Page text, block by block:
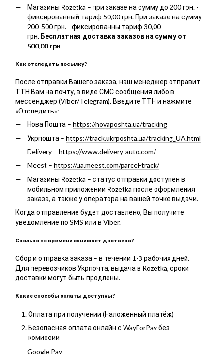
Магазины Rozetka – при заказе на сумму до 200 грн. -
фиксированный тариф 50,00 грн. При заказе на сумму
200-500 грн. - фиксированны тариф 30,00
грн. Бесплатная доставка заказов на сумму от
500,00 грн.
Как отследить посылку?
После отправки Вашего заказа, наш менеджер отправит
ТТН Вам на почту, в виде СМС сообщения либо в
мессенджер (Viber/Telegram). Введите ТТН и нажмите
«Отследить»:
Нова Пошта – https://novaposhta.ua/tracking
Укрпошта – https://track.ukrposhta.ua/tracking_UA.html
Delivery – https://www.delivery-auto.com/
Meest – https://ua.meest.com/parcel-track/
Магазины Rozetka – статус отправки доступен в
мобильном приложении Rozetka после оформления
заказа, а также у оператора на вашей точке выдачи.
Когда отправление будет доставлено, Вы получите
уведомление по SMS или в Viber.
Сколько по времени занимает доставка?
Сбор и отправка заказа – в течении 1-3 рабочих дней.
Для перевозчиков Укрпочта, выдача в Rozetka, сроки
доставки могут быть продлены.
Какие способы оплаты доступны?
Оплата при получении (Наложенный платёж)
Безопасная оплата онлайн с WayForPay без
комиссии
Google Pay